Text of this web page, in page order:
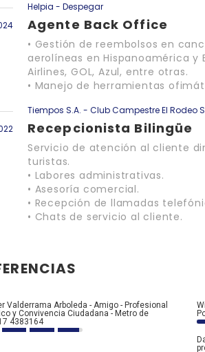
Helpia - Despegar
Agente Back Office
• Gestión de reembolsos en
aerolíneas en Hispanoamérica y
Airlines, GOL, Azul, entre otras.
• Manejo de herramientas
Tiempos S.A. - Club Campestre El Rodeo
Recepcionista Bilingüe
Servicio de atención al cliente
turistas.
• Labores administrativas.
• Asesoría comercial.
• Recepción de llamadas
• Chats de servicio al cliente.
Valderrama Arboleda - Amigo - Profesional
y Convivencia Ciudadana - Metro de
4383164